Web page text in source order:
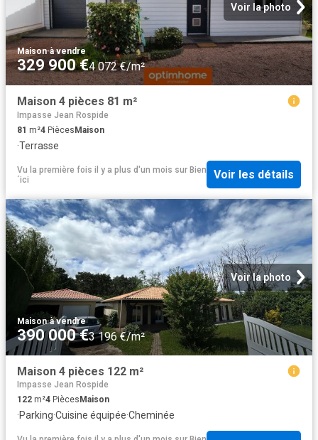
Voir la photo
Maison·à vendre
329 900 €4 072 €/m²
Maison 4 pièces 81 m²
Impasse Jean Rospide
81 m²4 PiècesMaison
·Terrasse
Vu la première fois il y a plus d'un mois sur Bien
´ici
Voir les détails
Voir la photo
Maison·à vendre
390 000 €3 196 €/m²
Maison 4 pièces 122 m²
Impasse Jean Rospide
122 m²4 Pièces Maison
·Parking·Cuisine équipée·Cheminée